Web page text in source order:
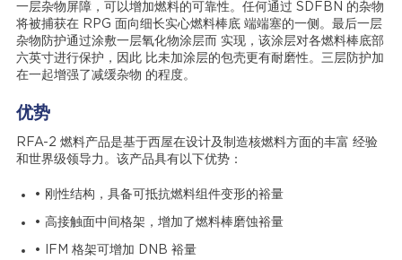
一层杂物屏障，可以增加燃料的可靠性。任何通过 SDFBN 的杂物
将被捕获在 RPG 面向细长实心燃料棒底 端端塞的一侧。最后一层
杂物防护通过涂敷一层氧化物涂层而 实现，该涂层对各燃料棒底部
六英寸进行保护，因此 比未加涂层的包壳更有耐磨性。三层防护加
在一起增强了减缓杂物 的程度。
优势
RFA-2 燃料产品是基于西屋在设计及制造核燃料方面的丰富 经验
和世界级领导力。该产品具有以下优势：
• 刚性结构，具备可抵抗燃料组件变形的裕量
• 高接触面中间格架，增加了燃料棒磨蚀裕量
• IFM 格架可增加 DNB 裕量